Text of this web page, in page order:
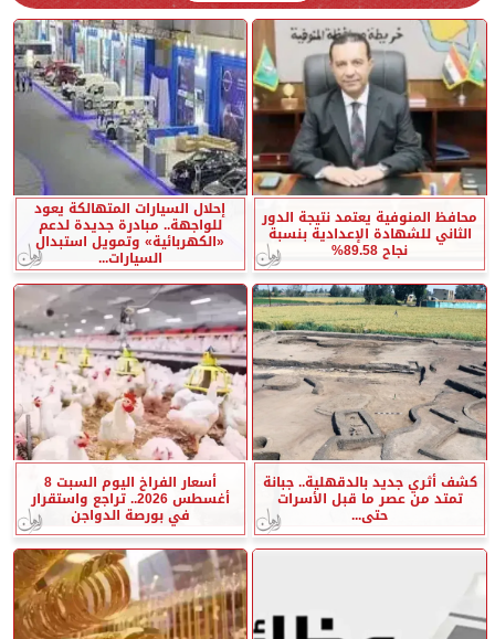
محافظ المنوفية يعتمد نتيجة الدور
الثاني للشهادة الإعدادية بنسبة
نجاح 89.58%
إحلال السيارات المتهالكة يعود
للواجهة.. مبادرة جديدة لدعم
«الكهربائية» وتمويل استبدال
السيارات...
كشف أثري جديد بالدقهلية.. جبانة
تمتد من عصر ما قبل الأسرات
حتى...
أسعار الفراخ اليوم السبت 8
أغسطس 2026.. تراجع واستقرار
في بورصة الدواجن